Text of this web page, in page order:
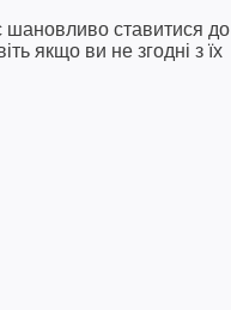
шановливо ставитися до
якщо ви не згодні з їх